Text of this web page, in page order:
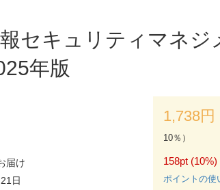
セキュリティマネジ
年版
届け
日
1,738円
10％）
158pt (10%)
ポイントの使